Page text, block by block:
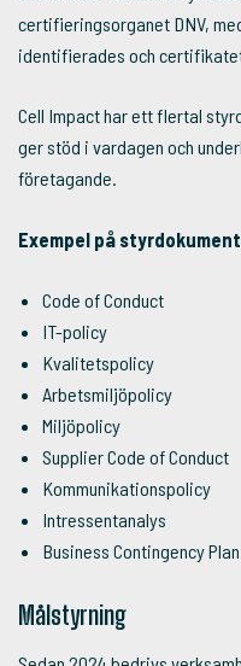
certifieringsorganet DNV,
identifierades och
Cell Impact har ett flertal
ger stöd i vardagen och
företagande.
Exempel på
Code of Conduct
IT-policy
Kvalitetspolicy
Arbetsmiljöpolicy
Miljöpolicy
Supplier Code of Conduct
Kommunikationspolicy
Intressentanalys
Business Contingency Plan
Målstyrning